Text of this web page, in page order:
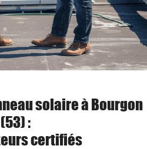
solaire à Bourgon
(53) :
certifiés